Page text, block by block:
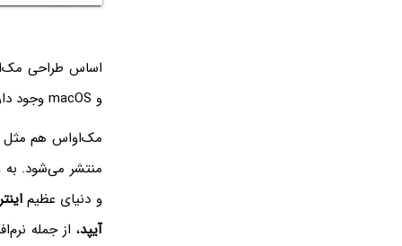
اساس طراحی
و macOS وجود دارد که نمونه‌ی آن واسط خط دستور
مک‌او‌اس هم مثل
منتشر می‌شود. به
و دنیای عظیم
آیپد، از جمله